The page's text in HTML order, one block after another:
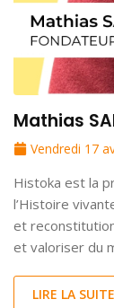
Mathias
Vendredi 17
Histoka est la
l’Histoire
et
et valoriser du
LIRE LA SUITE